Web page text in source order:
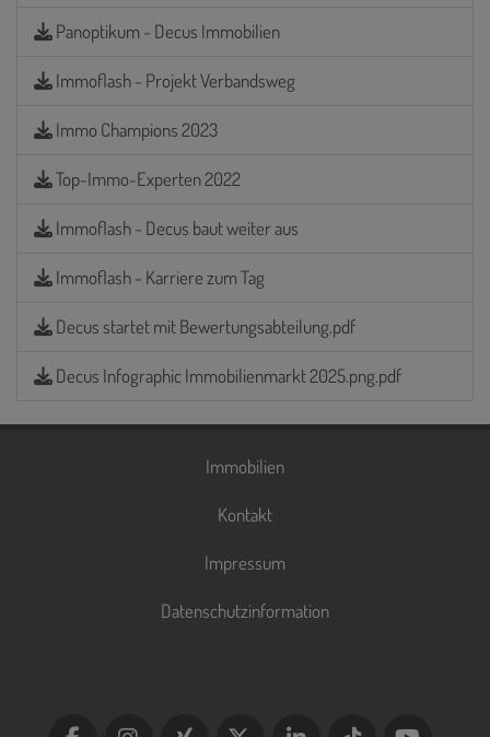
Panoptikum - Decus Immobilien
Immoflash - Projekt Verbandsweg
Immo Champions 2023
Top-Immo-Experten 2022
Immoflash - Decus baut weiter aus
Immoflash - Karriere zum Tag
Decus startet mit Bewertungsabteilung.pdf
Decus Infographic Immobilienmarkt 2025.png.pdf
Immobilien
Kontakt
Impressum
Datenschutzinformation